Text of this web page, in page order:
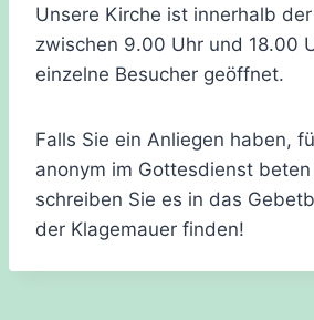
Unsere Kirche ist innerhalb der
zwischen 9.00 Uhr und 18.00
einzelne Besucher geöffnet.
Falls Sie ein Anliegen haben,
anonym im Gottesdienst
schreiben Sie es in das
der Klagemauer finden!